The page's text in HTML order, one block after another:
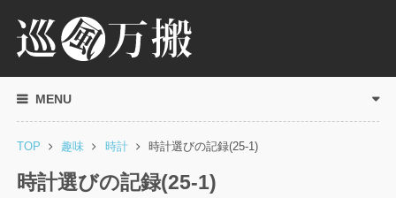
MENU
TOP 趣味 時計 時計選びの記録(25-1)
時計選びの記録(25-1)